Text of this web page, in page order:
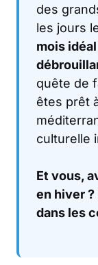
des
les jours
mois
quête de
êtes prêt
culturelle
Et vous,
en hiver
dans les